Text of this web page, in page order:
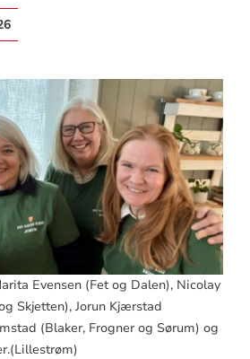
Evensen (Fet og Dalen), Nicolay
Skjetten), Jorun Kjærstad
(Blaker, Frogner og Sørum) og